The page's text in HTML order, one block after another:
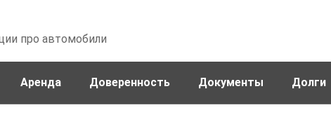
про автомобили
Аренда Доверенность Документы Долги